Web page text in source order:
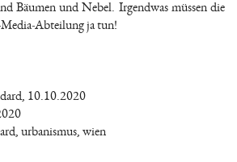
Bäumen und Nebel. Irgendwas müssen die
Abteilung ja tun!
10.10.2020
urbanismus wien